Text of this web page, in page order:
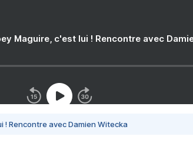
Maguire, c'est lui ! Rencontre avec
! Rencontre avec Damien Witecka